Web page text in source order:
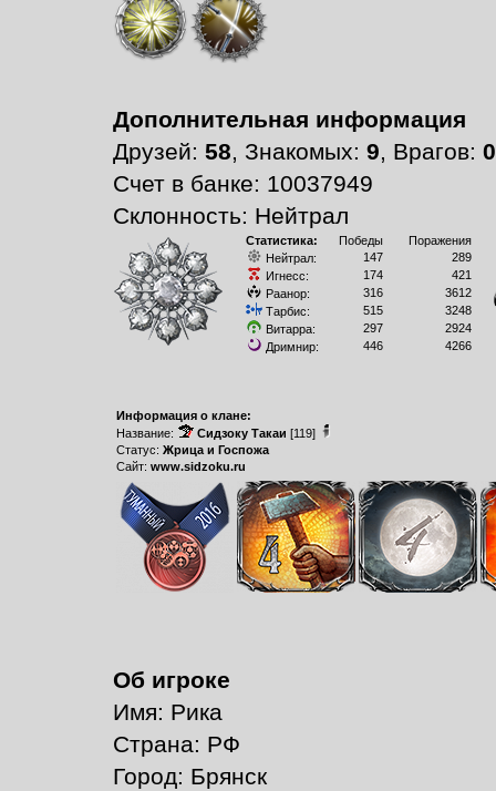
Дополнительная информация
Друзей: 58, Знакомых: 9, Врагов: 0
Счет в банке: 10037949
Склонность: Нейтрал
Статистика: Победы
Поражения
Нейтрал:
147
289
Игнесс:
174
421
Раанор:
316
3612
Тарбис:
515
3248
Витарра:
297
2924
Дримнир:
446 4266
Информация о клане:
Название:
Сидзоку Такаи [119]
Статус: Жрица и Госпожа
Сайт: www.sidzoku.ru
Об игроке
Имя: Рика
Страна: РФ
Город: Брянск